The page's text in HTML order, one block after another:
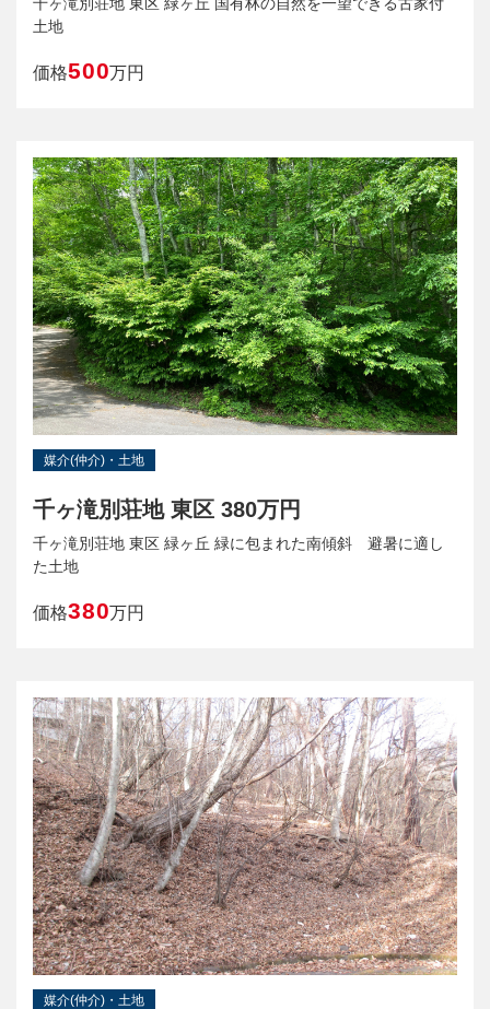
土地
価格500万円
媒介(仲介)・土地
千ヶ滝別荘地 東区 380万円
千ヶ滝別荘地 東区 緑ヶ丘 緑に包まれた南傾斜 避暑に適し
た土地
価格380万円
媒介(仲介)・土地